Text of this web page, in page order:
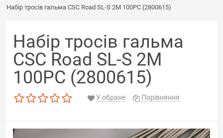
Набір тросів гальма CSC Road SL-S 2M 100PC (2800615)
Набір тросів гальма
CSC Road SL-S 2M
100PC (2800615)
У обране Порівняння